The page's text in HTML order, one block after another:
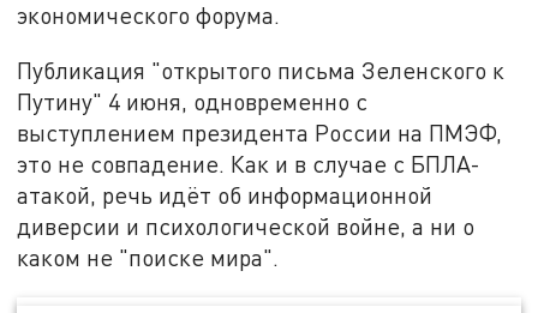
экономического форума.
Публикация "открытого письма Зеленского к
Путину" 4 июня, одновременно с
выступлением президента России на ПМЭФ,
это не совпадение. Как и в случае с БПЛА-
атакой, речь идёт об информационной
диверсии и психологической войне, а ни о
каком не "поиске мира".